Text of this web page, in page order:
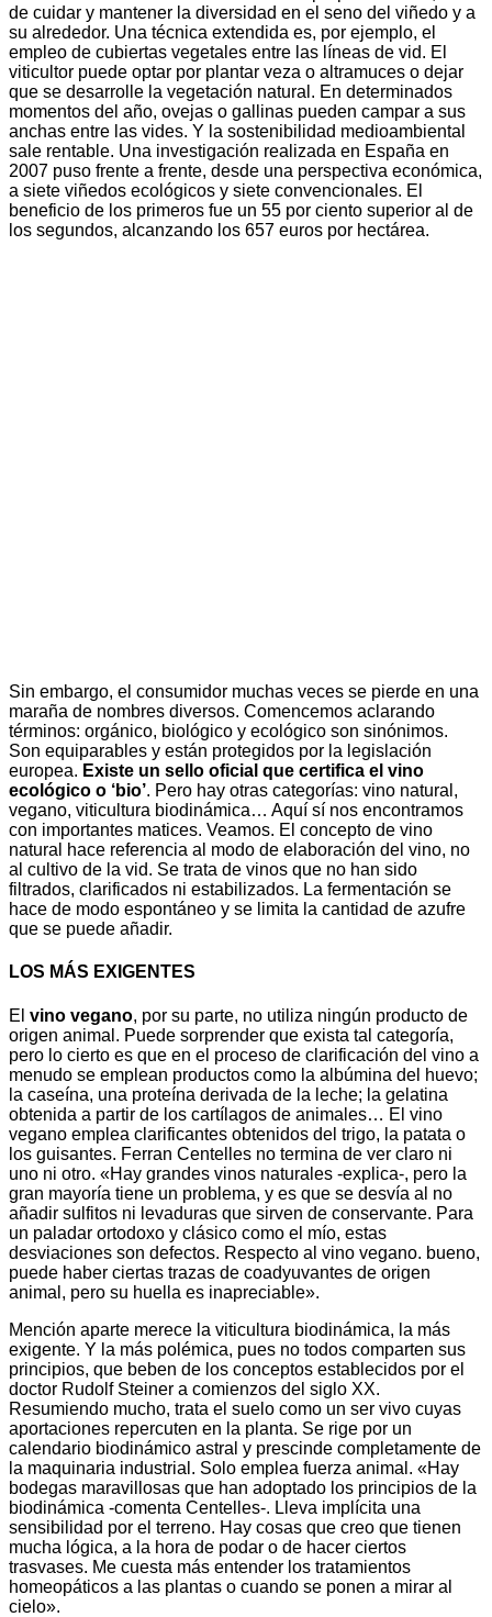
de cuidar y mantener la diversidad en el seno del viñedo y a
su alrededor. Una técnica extendida es, por ejemplo, el
empleo de cubiertas vegetales entre las líneas de vid. El
viticultor puede optar por plantar veza o altramuces o dejar
que se desarrolle la vegetación natural. En determinados
momentos del año, ovejas o gallinas pueden campar a sus
anchas entre las vides. Y la sostenibilidad medioambiental
sale rentable. Una investigación realizada en España en
2007 puso frente a frente, desde una perspectiva económica,
a siete viñedos ecológicos y siete convencionales. El
beneficio de los primeros fue un 55 por ciento superior al de
los segundos, alcanzando los 657 euros por hectárea.
Sin embargo, el consumidor muchas veces se pierde en una
maraña de nombres diversos. Comencemos aclarando
términos: orgánico, biológico y ecológico son sinónimos.
Son equiparables y están protegidos por la legislación
europea. Existe un sello oficial que certifica el vino
ecológico o ‘bio’. Pero hay otras categorías: vino natural,
vegano, viticultura biodinámica… Aquí sí nos encontramos
con importantes matices. Veamos. El concepto de vino
natural hace referencia al modo de elaboración del vino, no
al cultivo de la vid. Se trata de vinos que no han sido
filtrados, clarificados ni estabilizados. La fermentación se
hace de modo espontáneo y se limita la cantidad de azufre
que se puede añadir.
LOS MÁS EXIGENTES
El vino vegano, por su parte, no utiliza ningún producto de
origen animal. Puede sorprender que exista tal categoría,
pero lo cierto es que en el proceso de clarificación del vino a
menudo se emplean productos como la albúmina del huevo;
la caseína, una proteína derivada de la leche; la gelatina
obtenida a partir de los cartílagos de animales… El vino
vegano emplea clarificantes obtenidos del trigo, la patata o
los guisantes. Ferran Centelles no termina de ver claro ni
uno ni otro. «Hay grandes vinos naturales -explica-, pero la
gran mayoría tiene un problema, y es que se desvía al no
añadir sulfitos ni levaduras que sirven de conservante. Para
un paladar ortodoxo y clásico como el mío, estas
desviaciones son defectos. Respecto al vino vegano. bueno,
puede haber ciertas trazas de coadyuvantes de origen
animal, pero su huella es inapreciable».
Mención aparte merece la viticultura biodinámica, la más
exigente. Y la más polémica, pues no todos comparten sus
principios, que beben de los conceptos establecidos por el
doctor Rudolf Steiner a comienzos del siglo XX.
Resumiendo mucho, trata el suelo como un ser vivo cuyas
aportaciones repercuten en la planta. Se rige por un
calendario biodinámico astral y prescinde completamente de
la maquinaria industrial. Solo emplea fuerza animal. «Hay
bodegas maravillosas que han adoptado los principios de la
biodinámica -comenta Centelles-. Lleva implícita una
sensibilidad por el terreno. Hay cosas que creo que tienen
mucha lógica, a la hora de podar o de hacer ciertos
trasvases. Me cuesta más entender los tratamientos
homeopáticos a las plantas o cuando se ponen a mirar al
cielo».